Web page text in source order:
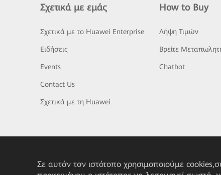
Σχετικά με εμάς
Σχετικά με το Huawei Enterprise
Ειδήσεις
Events
Contact Us
Σχετικά με τη Huawei
How to Buy
Λήψη Τιμών
Βρείτε
Chatbot
Σε αυτόν τον ιστότοπο χρησιμοποιούμε